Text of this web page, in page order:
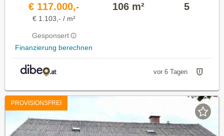
€ 117.000,-
€ 1.103,- / m²
Gesponsert
Finanzierung berechnen
106 m² 5
vor 6 Tagen
PROVISIONSFREI